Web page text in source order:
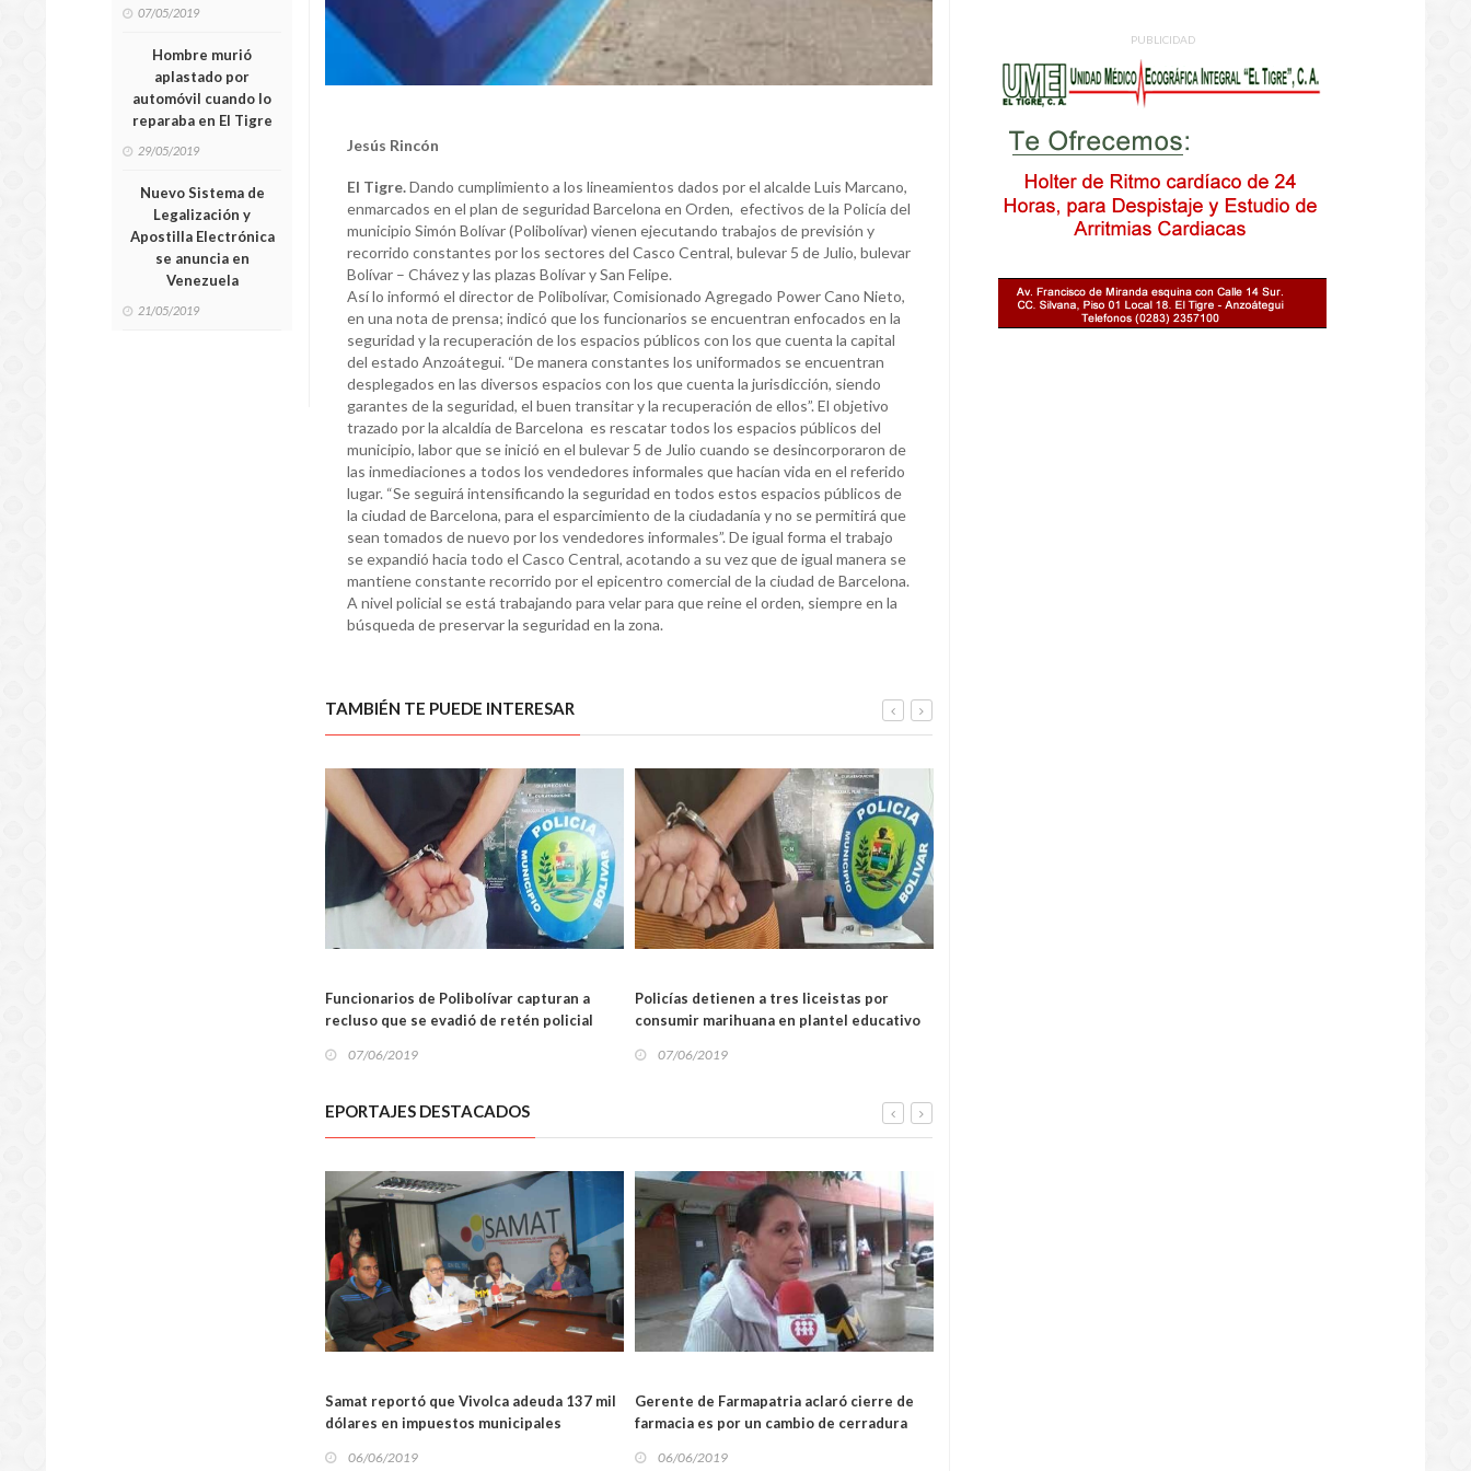
07/05/2019
Hombre murió
aplastado por
automóvil cuando lo
reparaba en El Tigre
29/05/2019
Nuevo Sistema de
Legalización y
Apostilla Electrónica
se anuncia en
Venezuela
21/05/2019
Jesús Rincón
El Tigre.Dando cumplimiento a los lineamientos dados por el alcalde Luis Marcano,
enmarcados en el plan de seguridad Barcelona en Orden, efectivos de la Policía del
municipio Simón Bolívar (Polibolívar) vienen ejecutando trabajos de previsión y
recorrido constantes por los sectores del Casco Central, bulevar 5 de Julio, bulevar
Bolívar – Chávez y las plazas Bolívar y San Felipe.
Así lo informó el director de Polibolívar, Comisionado Agregado Power Cano Nieto,
en una nota de prensa; indicó que los funcionarios se encuentran enfocados en la
seguridad y la recuperación de los espacios públicos con los que cuenta la capital
del estado Anzoátegui. “De manera constantes los uniformados se encuentran
desplegados en las diversos espacios con los que cuenta la jurisdicción, siendo
garantes de la seguridad, el buen transitar y la recuperación de ellos”. El objetivo
trazado por la alcaldía de Barcelona es rescatar todos los espacios públicos del
municipio, labor que se inició en el bulevar 5 de Julio cuando se desincorporaron de
las inmediaciones a todos los vendedores informales que hacían vida en el referido
lugar. “Se seguirá intensificando la seguridad en todos estos espacios públicos de
la ciudad de Barcelona, para el esparcimiento de la ciudadanía y no se permitirá que
sean tomados de nuevo por los vendedores informales”. De igual forma el trabajo
se expandió hacia todo el Casco Central, acotando a su vez que de igual manera se
mantiene constante recorrido por el epicentro comercial de la ciudad de Barcelona.
A nivel policial se está trabajando para velar para que reine el orden, siempre en la
búsqueda de preservar la seguridad en la zona.
TAMBIÉN TE PUEDE INTERESAR
Funcionarios de Polibolívar capturan a
recluso que se evadió de retén policial
07/06/2019
Policías detienen a tres liceistas por
consumir marihuana en plantel educativo
07/06/2019
EPORTAJES DESTACADOS
Samat reportó que Vivolca adeuda 137 mil
dólares en impuestos municipales
06/06/2019
LOCAL
Gerente de Farmapatria aclaró cierre de
farmacia es por un cambio de cerradura
06/06/2019
PUBLICIDAD